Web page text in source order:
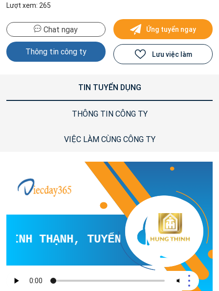
Lượt xem: 265
Chat ngay
Thông tin công ty
Ứng tuyển ngay
Lưu việc làm
TIN TUYỂN DỤNG
THÔNG TIN CÔNG TY
VIỆC LÀM CÙNG CÔNG TY
THẠNH, TUYỂN NV LÀM VIỆC